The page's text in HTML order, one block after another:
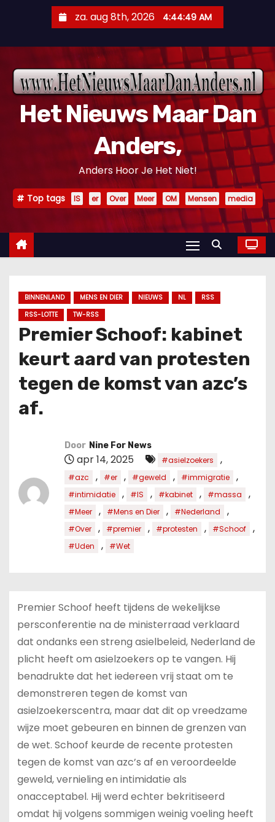
n
za. aug 8th, 2026 4:44:50 AM
Het Nieuws Maar Dan
Anders,
Anders Hoor Je Het Niet!
Top tags IS er Over Meer OM Mensen media
BINNENLAND MENS EN DIER NIEUWS NL
RSS
RSS-LOTTE
TW-RSS
Premier Schoof: kabinet
keurt aard van protesten
tegen de komst van azc’s
af.
Door Nine For News
apr 14, 2025 #asielzoekers ,
#azc , #er , #geweld , #immigratie ,
#intimidatie , #IS , #kabinet , #massa ,
#Meer , #Mens en Dier , #Nederland ,
#Over , #premier , #protesten , #Schoof ,
#Uden , #Wet
Premier Schoof heeft tijdens de wekelijkse
persconferentie na de ministerraad verklaard
dat ondanks een streng asielbeleid, Nederland de
plicht heeft om asielzoekers op te vangen. Hij
benadrukte dat het iedereen vrij staat om te
demonstreren tegen de komst van
asielzoekerscentra, maar dat dit op vreedzame
wijze moet gebeuren en binnen de grenzen van
de wet. Schoof keurde de recente protesten
tegen de komst van azc’s af en veroordeelde
geweld, vernieling en intimidatie als
onacceptabel. Hij werd echter bekritiseerd
omdat hij volgens sommigen weinig voeling heeft